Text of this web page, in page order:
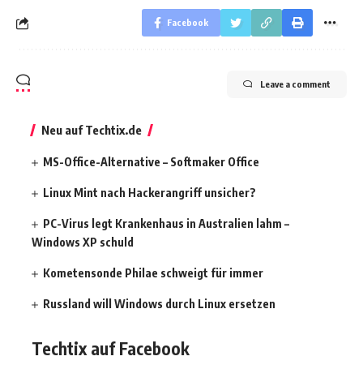
Facebook
Leave a comment
Neu auf Techtix.de
MS-Office-Alternative – Softmaker Office
Linux Mint nach Hackerangriff unsicher?
PC-Virus legt Krankenhaus in Australien lahm –
Windows XP schuld
Kometensonde Philae schweigt für immer
Russland will Windows durch Linux ersetzen
Techtix auf Facebook